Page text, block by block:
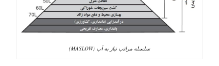
سلسله مراتب نیاز به آب (MASLOW)